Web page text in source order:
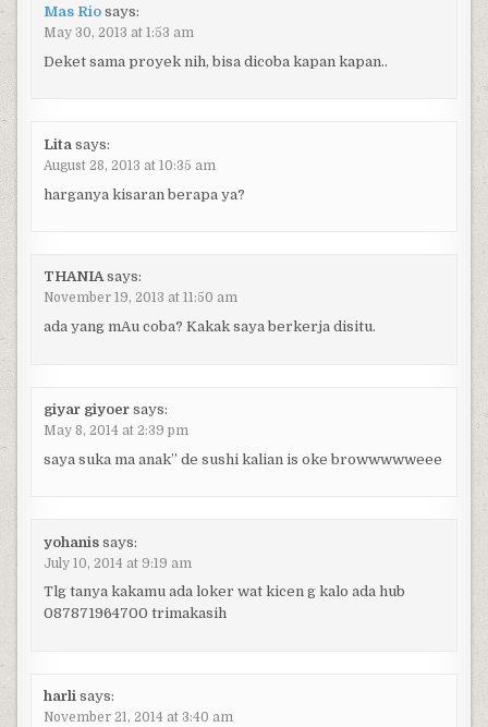
Mas Rio says:
May 30, 2013 at 1:53 am
Deket sama proyek nih, bisa dicoba kapan kapan..
Lita says:
August 28, 2013 at 10:35 am
harganya kisaran berapa ya?
THANIA says:
November 19, 2013 at 11:50 am
ada yang mAu coba? Kakak saya berkerja disitu.
giyar giyoer says:
May 8, 2014 at 2:39 pm
saya suka ma anak” de sushi kalian is oke browwwwweee
yohanis says:
July 10, 2014 at 9:19 am
Tlg tanya kakamu ada loker wat kicen g kalo ada hub
087871964700 trimakasih
harli says:
November 21, 2014 at 3:40 am